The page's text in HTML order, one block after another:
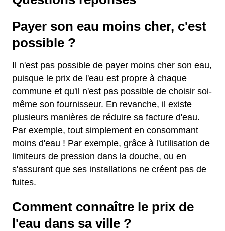
Payer son eau moins cher, c'est
possible ?
Il n'est pas possible de payer moins cher son eau,
puisque le prix de l'eau est propre à chaque
commune et qu'il n'est pas possible de choisir soi-
même son fournisseur. En revanche, il existe
plusieurs manières de réduire sa facture d'eau.
Par exemple, tout simplement en consommant
moins d'eau ! Par exemple, grâce à l'utilisation de
limiteurs de pression dans la douche, ou en
s'assurant que ses installations ne créent pas de
fuites.
Comment connaître le prix de
l'eau dans sa ville ?